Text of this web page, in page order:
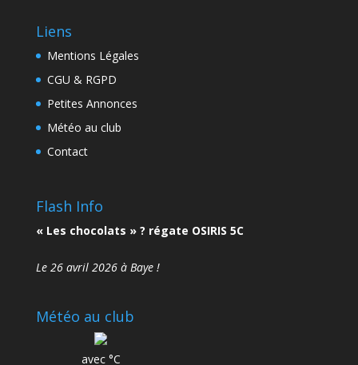
Liens
Mentions Légales
CGU & RGPD
Petites Annonces
Météo au club
Contact
Flash Info
« Les chocolats » ? régate OSIRIS 5C
Le 26 avril 2026 à Baye !
Météo au club
avec °C